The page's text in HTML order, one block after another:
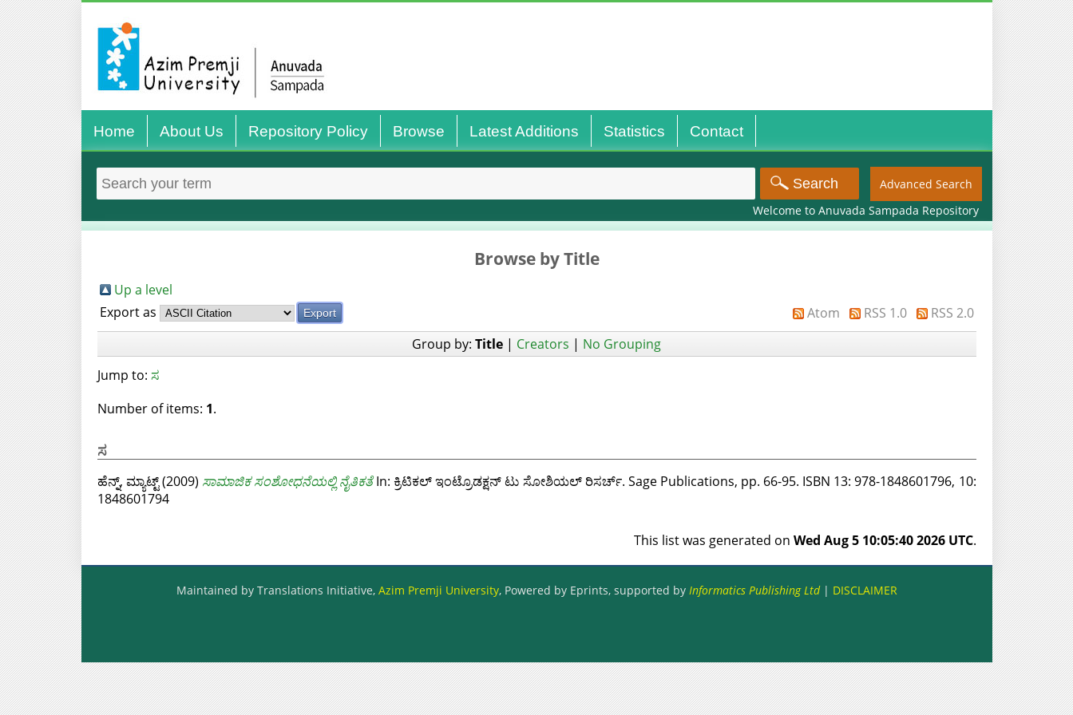
Home About Us Repository Policy Browse Latest Additions Statistics Contact
Advanced Search
Welcome to Anuvada Sampada Repository
Browse by Title
Up a level
Export as
Atom RSS 1.0
RSS 2.0
Group by: Title | Creators | No Grouping
Jump to: ಸ
Number of items: 1.
ಸ
ಹೆನ್ನ್, ಮ್ಯಾಟ್ಟ್(2009) ಸಾಮಾಜಿಕ ಸಂಶೋಧನೆಯಲ್ಲಿ ನೈತಿಕತೆIn: ಕ್ರಿಟಿಕಲ್ ಇಂಟ್ರೊಡಕ್ಷನ್ ಟು ಸೋಶಿಯಲ್ ರಿಸರ್ಚ್. Sage Publications, pp. 66-95. ISBN 13: 978-1848601796, 10:
1848601794
This list was generated on Wed Aug 5 10:05:40 2026 UTC.
Maintained by Translations Initiative, Azim Premji University, Powered by Eprints, supported by Informatics Publishing Ltd| DISCLAIMER